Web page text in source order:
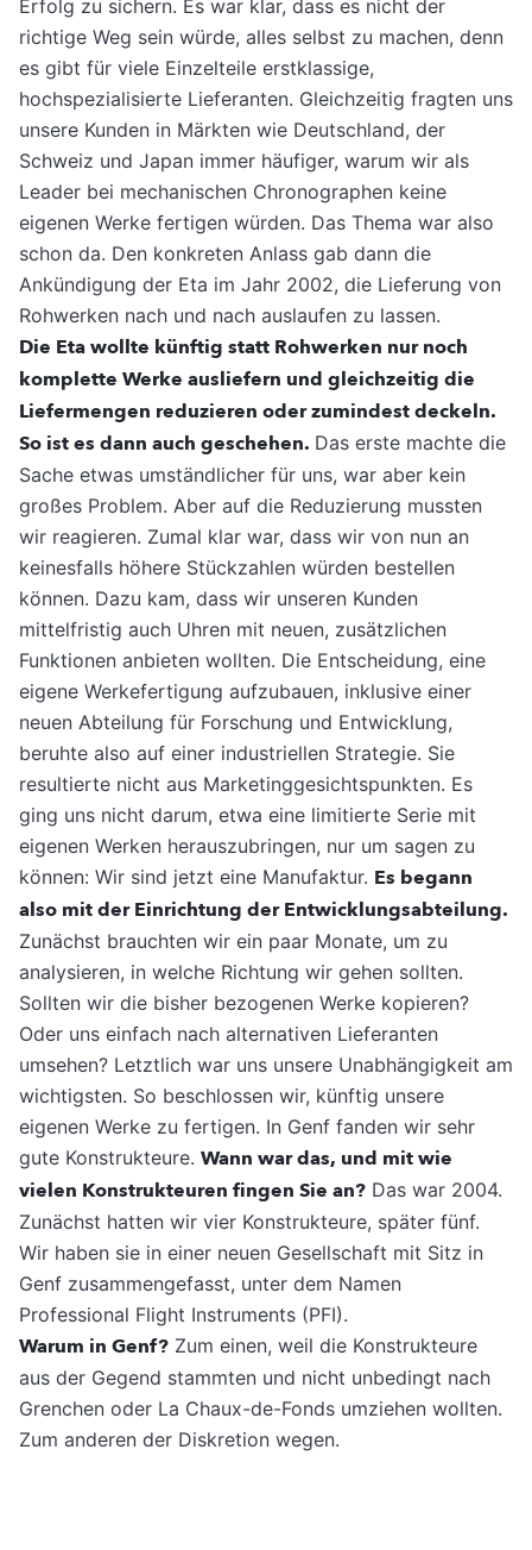
Erfolg zu sichern. Es war klar, dass es nicht der
richtige Weg sein würde, alles selbst zu machen, denn
es gibt für viele Einzelteile erstklassige,
hochspezialisierte Lieferanten. Gleichzeitig fragten uns
unsere Kunden in Märkten wie Deutschland, der
Schweiz und Japan immer häufiger, warum wir als
Leader bei mechanischen Chronographen keine
eigenen Werke fertigen würden. Das Thema war also
schon da. Den konkreten Anlass gab dann die
Ankündigung der Eta im Jahr 2002, die Lieferung von
Rohwerken nach und nach auslaufen zu lassen.
Die Eta wollte künftig statt Rohwerken nur noch
komplette Werke ausliefern und gleichzeitig die
Liefermengen reduzieren oder zumindest deckeln.
So ist es dann auch geschehen. Das erste machte die
Sache etwas umständlicher für uns, war aber kein
großes Problem. Aber auf die Reduzierung mussten
wir reagieren. Zumal klar war, dass wir von nun an
keinesfalls höhere Stückzahlen würden bestellen
können. Dazu kam, dass wir unseren Kunden
mittelfristig auch Uhren mit neuen, zusätzlichen
Funktionen anbieten wollten. Die Entscheidung, eine
eigene Werkefertigung aufzubauen, inklusive einer
neuen Abteilung für Forschung und Entwicklung,
beruhte also auf einer industriellen Strategie. Sie
resultierte nicht aus Marketinggesichtspunkten. Es
ging uns nicht darum, etwa eine limitierte Serie mit
eigenen Werken herauszubringen, nur um sagen zu
können: Wir sind jetzt eine Manufaktur. Es begann
also mit der Einrichtung der Entwicklungsabteilung.
Zunächst brauchten wir ein paar Monate, um zu
analysieren, in welche Richtung wir gehen sollten.
Sollten wir die bisher bezogenen Werke kopieren?
Oder uns einfach nach alternativen Lieferanten
umsehen? Letztlich war uns unsere Unabhängigkeit am
wichtigsten. So beschlossen wir, künftig unsere
eigenen Werke zu fertigen. In Genf fanden wir sehr
gute Konstrukteure. Wann war das, und mit wie
vielen Konstrukteuren fingen Sie an? Das war 2004.
Zunächst hatten wir vier Konstrukteure, später fünf.
Wir haben sie in einer neuen Gesellschaft mit Sitz in
Genf zusammengefasst, unter dem Namen
Professional Flight Instruments (PFI).
Warum in Genf? Zum einen, weil die Konstrukteure
aus der Gegend stammten und nicht unbedingt nach
Grenchen oder La Chaux-de-Fonds umziehen wollten.
Zum anderen der Diskretion wegen.